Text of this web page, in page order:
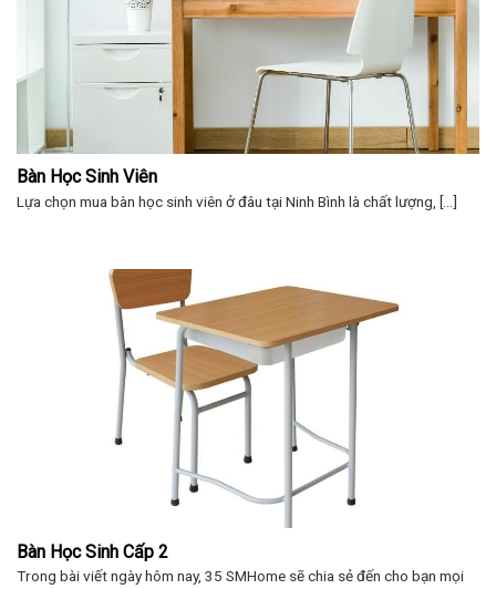
Bàn Học Sinh Viên
Lựa chọn mua bàn học sinh viên ở đâu tại Ninh Bình là chất lượng, [...]
Bàn Học Sinh Cấp 2
Trong bài viết ngày hôm nay, 35 SMHome sẽ chia sẻ đến cho bạn mọi